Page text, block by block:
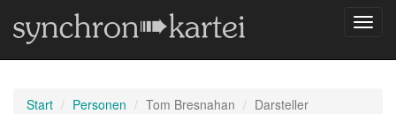
Start Personen Tom Bresnahan Darsteller